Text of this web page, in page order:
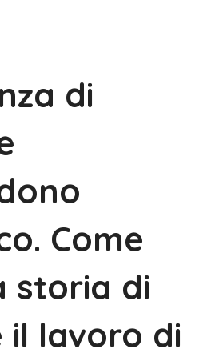
di
Come
storia di
il lavoro di